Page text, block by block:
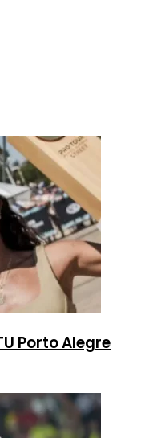
Porto Alegre